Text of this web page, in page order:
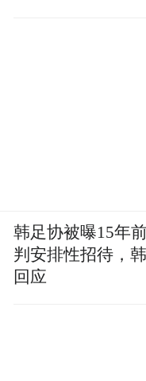
韩足协被曝15年
判安排性招待，
回应